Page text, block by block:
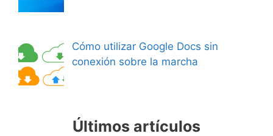
Cómo utilizar Google Docs sin
conexión sobre la marcha
Últimos artículos